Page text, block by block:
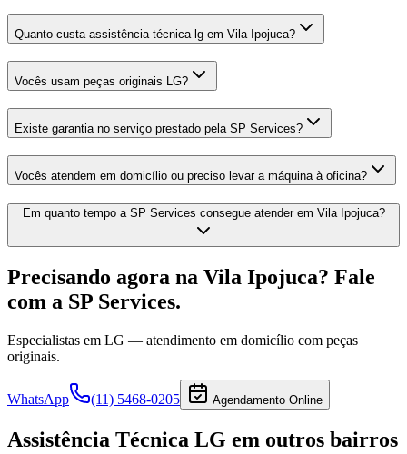
Quanto custa assistência técnica lg em Vila Ipojuca?
Vocês usam peças originais LG?
Existe garantia no serviço prestado pela SP Services?
Vocês atendem em domicílio ou preciso levar a máquina à oficina?
Em quanto tempo a SP Services consegue atender em Vila Ipojuca?
Precisando agora na Vila Ipojuca? Fale
com a SP Services.
Especialistas em LG — atendimento em domicílio com peças
originais.
WhatsApp (11) 5468-0205 Agendamento Online
Assistência Técnica LG em outros bairros